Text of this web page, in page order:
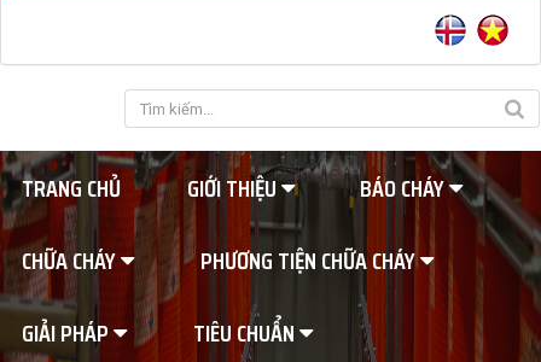
TRANG CHỦ GIỚI THIỆU
BÁO CHÁY
CHỮA CHÁY
PHƯƠNG TIỆN CHỮA CHÁY
GIẢI PHÁP
TIÊU CHUẨN